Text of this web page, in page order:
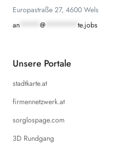
Europastraße 27, 4600 Wels
an
@ te.jobs
Unsere Portale
stadtkarte.at
firmennetzwerk.at
sorglospage.com
3D Rundgang